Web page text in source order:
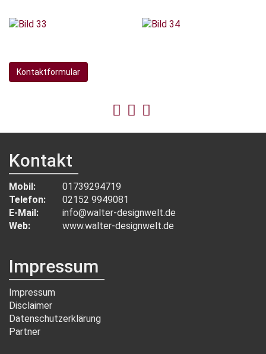
Kontaktformular
Kontakt
Mobil:
01739294719
Telefon:
02152 9949081
E-Mail:
info@walter-designwelt.de
Web:
www.walter-designwelt.de
Impressum
Impressum
Disclaimer
Datenschutzerklärung
Partner